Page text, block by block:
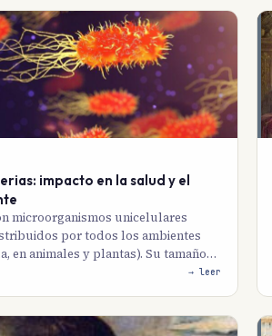
impacto en la salud y el
microorganismos unicelulares
por todos los ambientes
en animales y plantas). Su tamaño…
→ leer